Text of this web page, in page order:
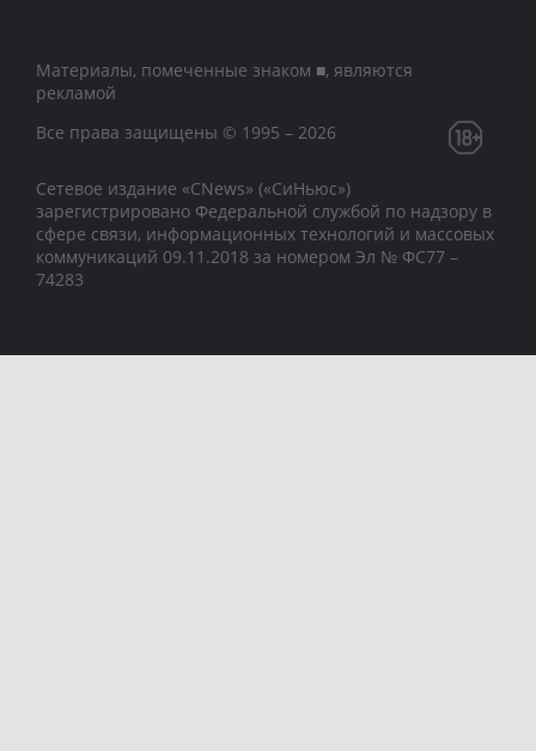
Материалы, помеченные знаком ■, являются
рекламой
Все права защищены © 1995 – 2026
Сетевое издание «CNews» («СиНьюс»)
зарегистрировано Федеральной службой по надзору в
сфере связи, информационных технологий и массовых
коммуникаций 09.11.2018 за номером Эл № ФС77 –
74283